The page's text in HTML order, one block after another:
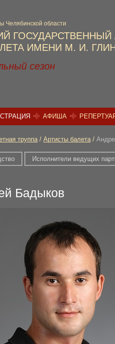
ИМЕНИ М. И.
Челябинской области
сезон
АФИША
труппа/ Артисты балета/
Исполнители ведущих
Бадыков